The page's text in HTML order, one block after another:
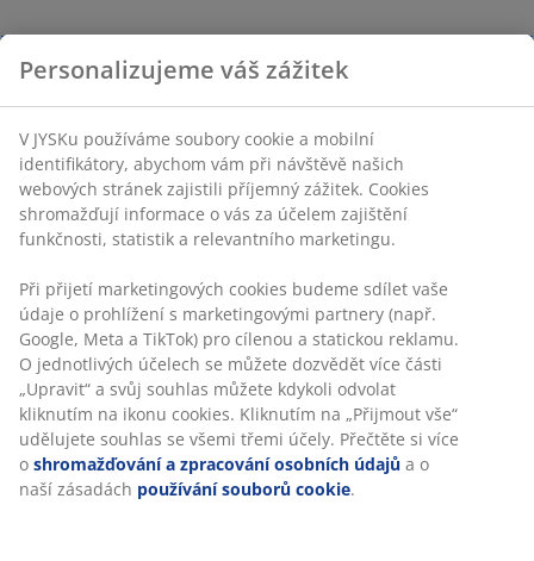
Personalizujeme váš zážitek
V JYSKu používáme soubory cookie a mobilní
identifikátory, abychom vám při návštěvě našich
webových stránek zajistili příjemný zážitek. Cookies
shromažďují informace o vás za účelem zajištění
funkčnosti, statistik a relevantního marketingu.
Při přijetí marketingových cookies budeme sdílet vaše
údaje o prohlížení s marketingovými partnery (např.
Google, Meta a TikTok) pro cílenou a statickou reklamu.
O jednotlivých účelech se můžete dozvědět více části
„Upravit“ a svůj souhlas můžete kdykoli odvolat
kliknutím na ikonu cookies. Kliknutím na „Přijmout vše“
udělujete souhlas se všemi třemi účely. Přečtěte si více
o shromažďování a zpracování osobních údajů a o
naší zásadách používání souborů cookie.